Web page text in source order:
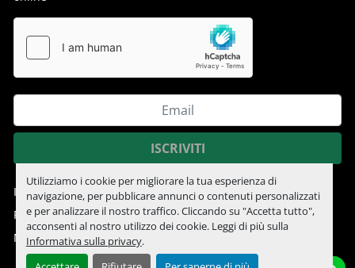
Utilizziamo i cookie per migliorare la tua esperienza di
navigazione, per pubblicare annunci o contenuti personalizzati
e per analizzare il nostro traffico. Cliccando su "Accetta tutto",
acconsenti al nostro utilizzo dei cookie. Leggi di più sulla
Informativa sulla privacy.
ISCRIVITI
Informativa sulla privacy
Personalizza le preferenze sui Cookies
Machinio Systemsito web di